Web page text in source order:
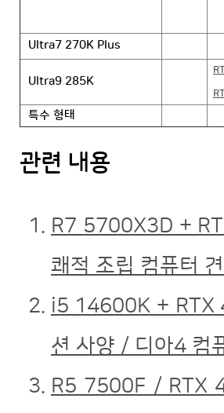
Ultra7 270K Plus
Ultra9 285K
특수 형태
관련 내용
R7 5700X3D +
쾌적 조립 컴퓨터
i5 14600K + RTX
션 사양 / 디아4 컴
R5 7500F / RTX